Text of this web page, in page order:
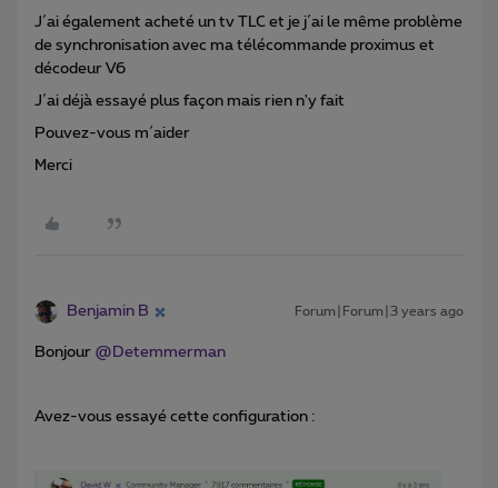
J´ai également acheté un tv TLC et je j´ai le même problème
de synchronisation avec ma télécommande proximus et
décodeur V6
J´ai déjà essayé plus façon mais rien n'y fait
Pouvez-vous m´aider
Merci
Benjamin B Forum|Forum|3 years ago
Bonjour @Detemmerman
Avez-vous essayé cette configuration :